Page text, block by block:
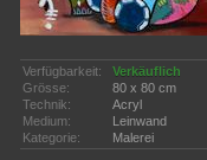
Verfügbarkeit:
Verkäuflich
Grösse:
80 x 80 cm
Technik:
Acryl
Medium:
Leinwand
Kategorie:
Malerei